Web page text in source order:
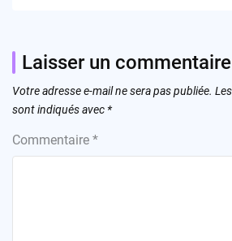
Laisser un commentaire
Votre adresse e-mail ne sera pas publiée.
sont indiqués avec *
Commentaire *